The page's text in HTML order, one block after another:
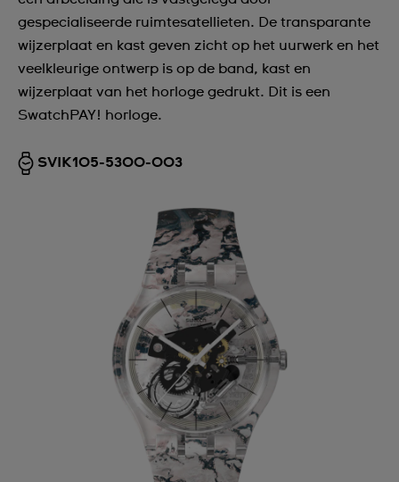
gespecialiseerde ruimtesatellieten. De transparante
wijzerplaat en kast geven zicht op het uurwerk en het
veelkleurige ontwerp is op de band, kast en
wijzerplaat van het horloge gedrukt. Dit is een
SwatchPAY! horloge.
SVIK105-5300-003